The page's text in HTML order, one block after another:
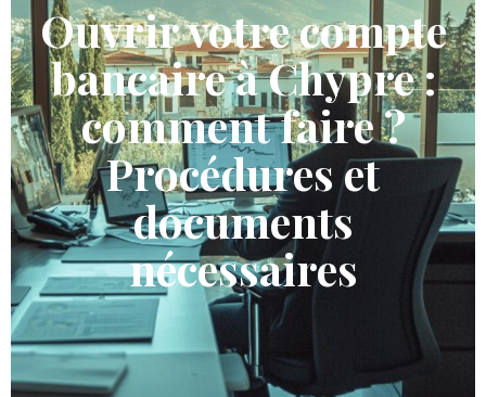
Ouvrir votre compte
bancaire à Chypre :
comment faire ?
Procédures et
documents
nécessaires